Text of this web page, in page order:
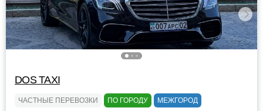
DOS TAXI
ЧАСТНЫЕ ПЕРЕВОЗКИ ПО ГОРОДУ МЕЖГОРОД